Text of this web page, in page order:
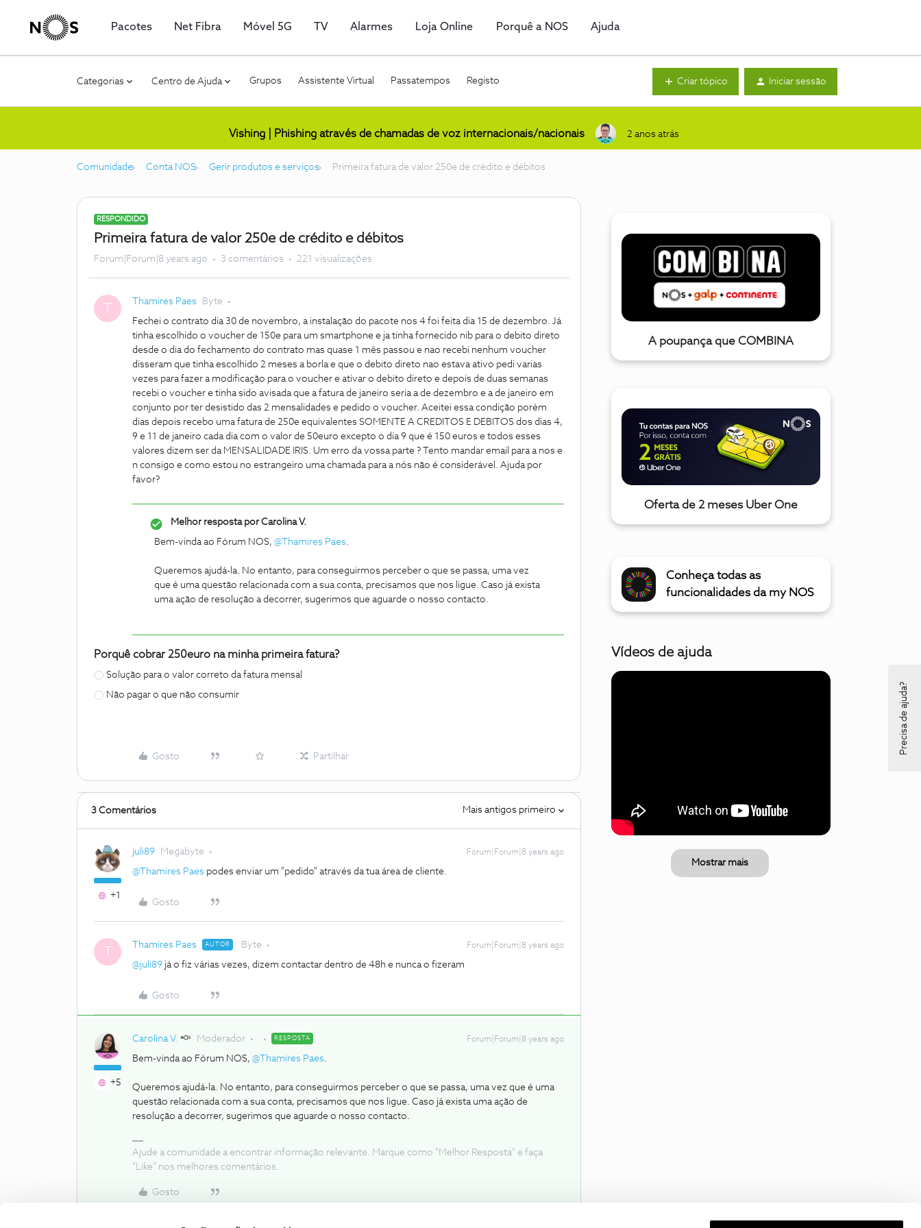
Pacotes Net Fibra Móvel 5G TV Alarmes Loja Online Porquê a NOS Ajuda
Categorias Centro de Ajuda Grupos Assistente Virtual Passatempos Registo Criar tópico Iniciar sessão
Vishing | Phishing através de chamadas de voz internacionais/nacionais 2 anos atrás
Comunidade Conta NOS Gerir produtos e serviços Primeira fatura de valor 250e de crédito e débitos
RESPONDIDO
Primeira fatura de valor 250e de crédito e débitos
Forum|Forum|8 years ago 3 comentários 221 visualizações
Thamires Paes Byte
Fechei o contrato dia 30 de novembro, a instalação do pacote nos 4 foi feita dia 15 de dezembro. Já
tinha escolhido o voucher de 150e para um smartphone e ja tinha fornecido nib para o debito direto
desde o dia do fechamento do contrato mas quase 1 mês passou e nao recebi nenhum voucher
disseram que tinha escolhido 2 meses a borla e que o debito direto nao estava ativo pedi varias
vezes para fazer a modificação para o voucher e ativar o debito direto e depois de duas semanas
recebi o voucher e tinha sido avisada que a fatura de janeiro seria a de dezembro e a de janeiro em
conjunto por ter desistido das 2 mensalidades e pedido o voucher. Aceitei essa condição porém
dias depois recebo uma fatura de 250e equivalentes SOMENTE A CREDITOS E DEBITOS dos dias 4,
9 e 11 de janeiro cada dia com o valor de 50euro excepto o dia 9 que é 150 euros e todos esses
valores dizem ser da MENSALIDADE IRIS. Um erro da vossa parte ? Tento mandar email para a nos e
n consigo e como estou no estrangeiro uma chamada para a nós não é considerável. Ajuda por
favor?
Melhor resposta porCarolina V.
Bem-vinda ao Fórum NOS, @Thamires Paes.
Queremos ajudá-la. No entanto, para conseguirmos perceber o que se passa, uma vez
que é uma questão relacionada com a sua conta, precisamos que nos ligue. Caso já exista
uma ação de resolução a decorrer, sugerimos que aguarde o nosso contacto.
Porquê cobrar 250euro na minha primeira fatura?
Solução para o valor correto da fatura mensal
Não pagar o que não consumir
Gosto Partilhar
3 Comentários Mais antigos primeiro
+1
juli89 Megabyte Forum|Forum|8 years ago
@Thamires Paes podes enviar um "pedido" através da tua área de cliente.
Gosto
Thamires Paes AUTOR Byte Forum|Forum|8 years ago
@juli89 já o fiz várias vezes, dizem contactar dentro de 48h e nunca o fizeram
Gosto
+5
Carolina V. Moderador RESPOSTA Forum|Forum|8 years ago
Bem-vinda ao Fórum NOS, @Thamires Paes.
Queremos ajudá-la. No entanto, para conseguirmos perceber o que se passa, uma vez que é uma
questão relacionada com a sua conta, precisamos que nos ligue. Caso já exista uma ação de
resolução a decorrer, sugerimos que aguarde o nosso contacto.
Ajude a comunidade a encontrar informação relevante. Marque como "Melhor Resposta" e faça
"Like" nos melhores comentários.
Gosto
A poupança que COMBINA
Oferta de 2 meses Uber One
Conheça todas as
funcionalidades da my NOS
Vídeos de ajuda
Mostrar mais
Precisa de ajuda?